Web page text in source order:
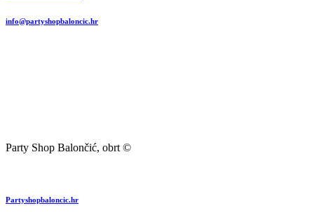
info@partyshopbaloncic.hr
Party Shop Balončić, obrt ©
Partyshopbaloncic.hr